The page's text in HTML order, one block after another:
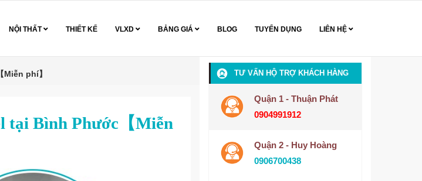
NỘI THẤT THIẾT KẾ VLXD BẢNG GIÁ BLOG TUYỂN DỤNG LIÊN HỆ
phí】
tại Bình Phước【Miễn
TƯ VẤN HỘ TRỢ KHÁCH HÀNG
Quận 1 - Thuận Phát
0904991912
Quận 2 - Huy Hoàng
0906700438